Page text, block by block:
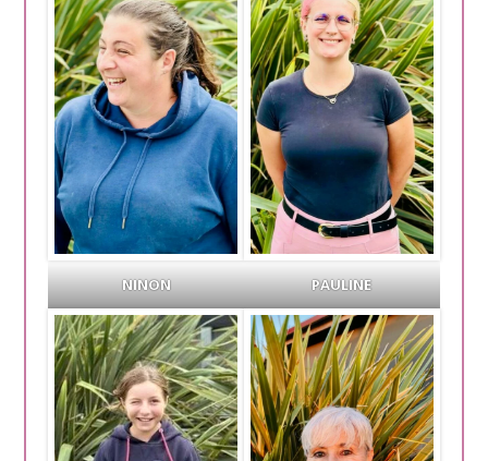
NINON PAULINE